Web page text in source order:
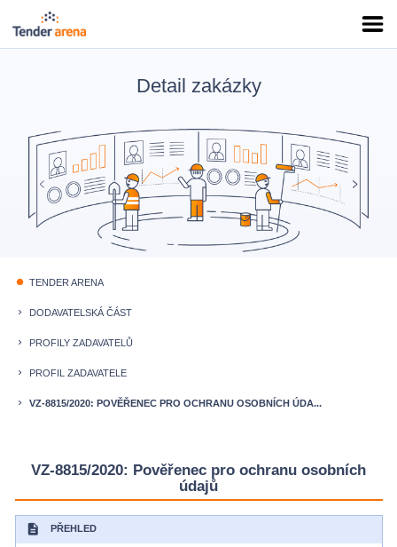
Detail zakázky
fiber_manual_record TENDER ARENA
keyboard_arrow_right DODAVATELSKÁ ČÁST
keyboard_arrow_right PROFILY ZADAVATELŮ
keyboard_arrow_right PROFIL ZADAVATELE
keyboard_arrow_right VZ-8815/2020: POVĚŘENEC PRO OCHRANU OSOBNÍCH ÚDA...
VZ-8815/2020: Pověřenec pro ochranu osobních
údajů
description PŘEHLED